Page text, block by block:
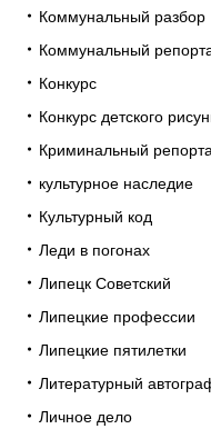
Коммунальный разбор
Коммунальный
Конкурс
Конкурс детского
Криминальный
культурное наследие
Культурный код
Леди в погонах
Липецк Советский
Липецкие профессии
Липецкие пятилетки
Литературный
Личное дело